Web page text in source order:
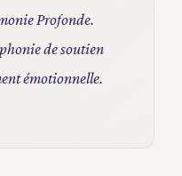
Profonde.
de soutien
émotionnelle.